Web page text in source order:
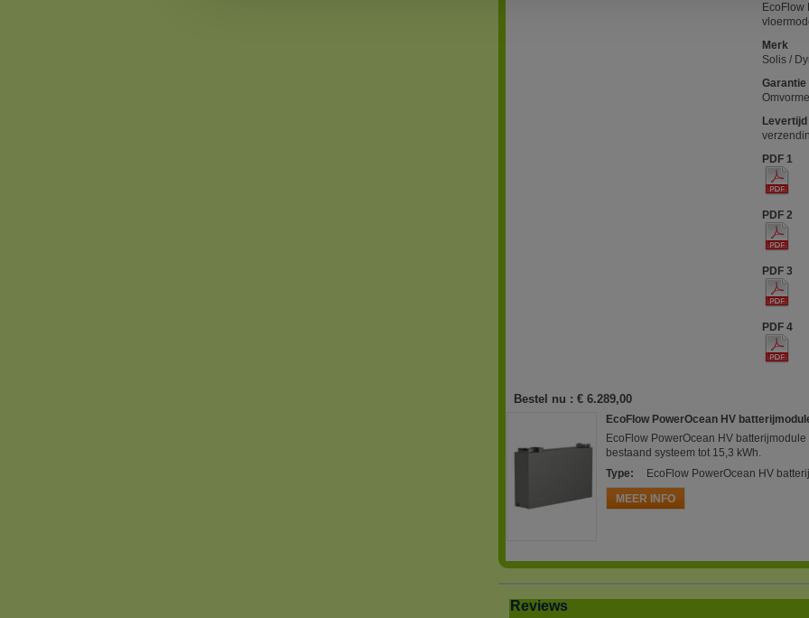
EcoFlow
Merk
Solis /
Garantie
Levertijd
PDF 1
PDF 2
PDF 3
PDF 4
Bestel nu : € 6.289,00
EcoFlow PowerOcean HV
EcoFlow PowerOcean HV
bestaand systeem tot 15,3 kWh.
Type:
EcoFlow PowerOcean HV
MEER INFO
Reviews